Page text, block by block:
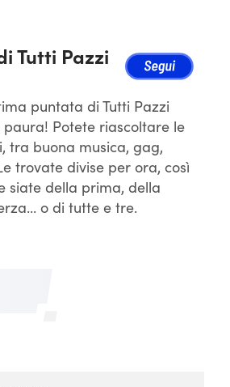
Tutti Pazzi
puntata di Tutti Pazzi
paura! Potete riascoltare le
tra buona musica, gag,
trovate divise per ora, così
siate della prima, della
o di tutte e tre.